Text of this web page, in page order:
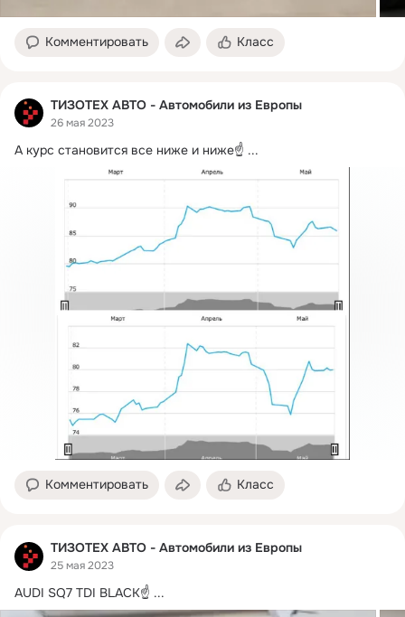
Комментировать Класс
ТИЗОТЕХ АВТО - Автомобили из Европы
26 мая 2023
А курс становится все ниже и ниже☝ ...
Комментировать Класс
ТИЗОТЕХ АВТО - Автомобили из Европы
25 мая 2023
AUDI SQ7 TDI BLACK☝ ...